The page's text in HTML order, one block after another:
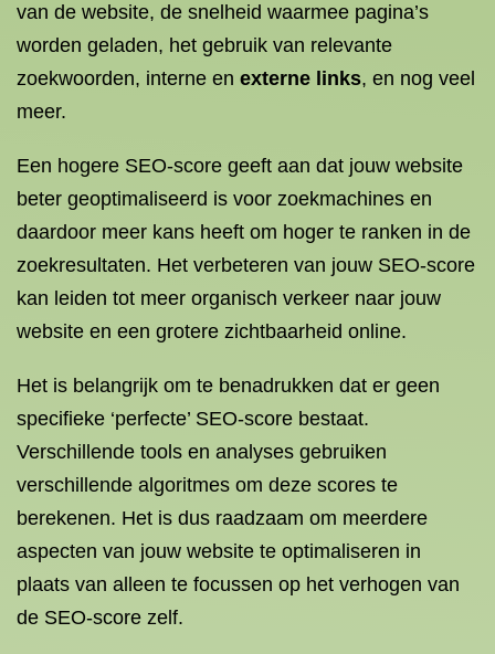
van de website, de snelheid waarmee pagina’s
worden geladen, het gebruik van relevante
zoekwoorden, interne en externe links, en nog veel
meer.
Een hogere SEO-score geeft aan dat jouw website
beter geoptimaliseerd is voor zoekmachines en
daardoor meer kans heeft om hoger te ranken in de
zoekresultaten. Het verbeteren van jouw SEO-score
kan leiden tot meer organisch verkeer naar jouw
website en een grotere zichtbaarheid online.
Het is belangrijk om te benadrukken dat er geen
specifieke ‘perfecte’ SEO-score bestaat.
Verschillende tools en analyses gebruiken
verschillende algoritmes om deze scores te
berekenen. Het is dus raadzaam om meerdere
aspecten van jouw website te optimaliseren in
plaats van alleen te focussen op het verhogen van
de SEO-score zelf.